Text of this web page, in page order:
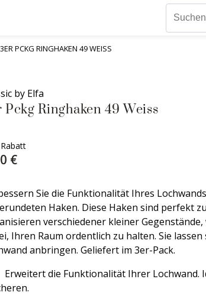
3ER PCKG RINGHAKEN 49 WEISS
by Elfa
Pckg Ringhaken 49 Weiss
€
Sie die Funktionalität Ihres
Haken. Diese Haken sind perfekt
verschiedener kleiner
Ihren Raum ordentlich zu halten. Sie
anbringen. Geliefert im 3er-Pack.
Erweitert die Funktionalität Ihrer Lochwand.